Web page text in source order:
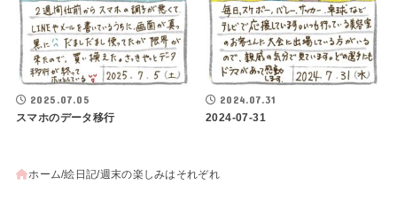
2025.07.05
スマホのデータ移行
2024.07.31
2024-07-31
ホーム 絵日記 週末の楽しみはそれぞれ